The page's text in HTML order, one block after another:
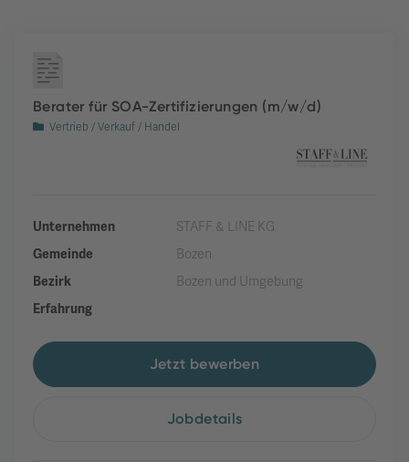
Berater für SOA-Zertifizierungen (m/w/d)
Vertrieb / Verkauf / Handel
Unternehmen
STAFF & LINE KG
Gemeinde
Bozen
Bezirk
Bozen und Umgebung
Erfahrung
Jetzt bewerben
Jobdetails